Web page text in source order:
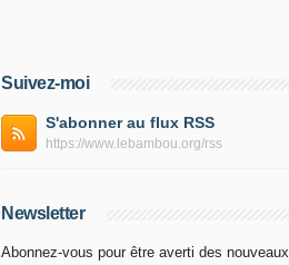
Suivez-moi
S'abonner au flux RSS
https://www.lebambou.org/rss
Newsletter
Abonnez-vous pour être averti des nouveaux